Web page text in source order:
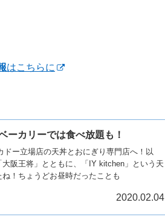
はこちらに
ーカリーでは食べ放題も！
ー立場店の天丼とおにぎり専門店へ！以
阪王将」とともに、「IY kitchen」という天
！ちょうどお昼時だったことも
2020.02.04